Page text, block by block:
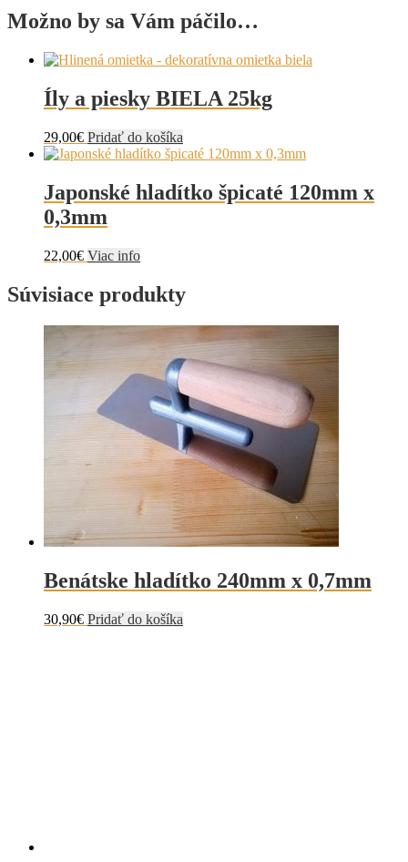
Možno by sa Vám páčilo…
Íly a piesky BIELA 25kg
29,00€ Pridať do košíka
Japonské hladítko špicaté 120mm x
0,3mm
22,00€ Viac info
Súvisiace produkty
Benátske hladítko 240mm x 0,7mm
30,90€ Pridať do košíka